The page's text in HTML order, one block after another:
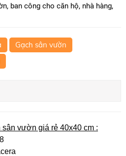
ban công cho căn hộ, nhà hàng,
Gạch sân vườn
vườn giá rẻ 40x40 cm :